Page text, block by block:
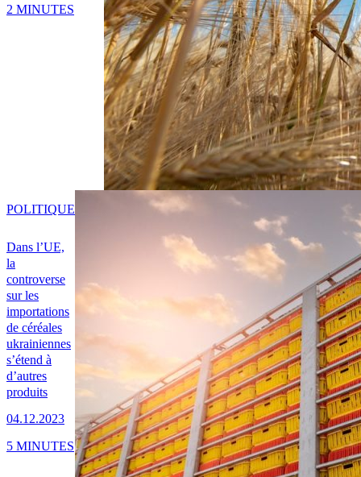
2 MINUTES
Dans l’UE,
la
controverse
sur les
importations
de céréales
ukrainiennes
s’étend à
d’autres
produits
04.12.2023
POLITIQUE
5 MINUTES